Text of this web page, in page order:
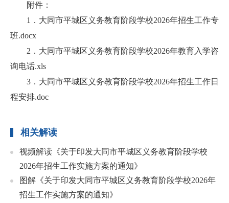
附件：
1． 大同市平城区义务教育阶段学校2026年招生工作专
班.docx
2． 大同市平城区义务教育阶段学校2026年教育入学咨
询电话.xls
3． 大同市平城区义务教育阶段学校2026年招生工作日
程安排.doc
相关解读
视频解读《关于印发大同市平城区义务教育阶段学校
2026年招生工作实施方案的通知》
图解《关于印发大同市平城区义务教育阶段学校2026年
招生工作实施方案的通知》